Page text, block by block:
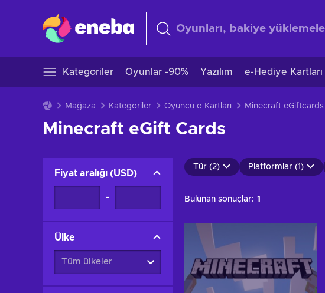
Kategoriler Oyunlar -90% Yazılım e-Hediye Kartları
Mağaza Kategoriler Oyuncu e-Kartları Minecraft eGiftcards
Minecraft eGift Cards
Fiyat aralığı (USD)
-
Ülke
Tüm ülkeler
Tür (2) Platformlar (1)
Bulunan sonuçlar: 1